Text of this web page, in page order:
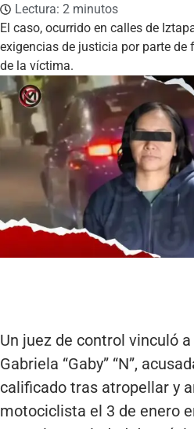
Lectura: 2 minutos
El caso, ocurrido en calles de
exigencias de justicia por parte de
de la víctima.
Un juez de control vinculó
Gabriela “Gaby” “N”,
calificado tras atropellar y
motociclista el 3 de enero